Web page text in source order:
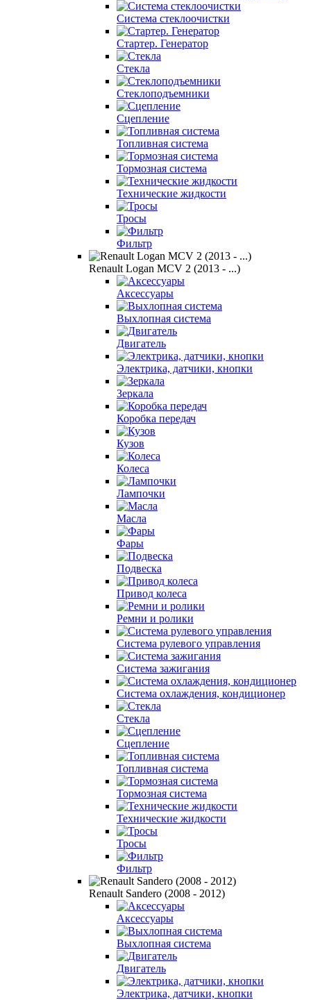
Система cтеклоочистки
Стартер. Генератор
Стекла
Стеклоподъемники
Сцепление
Топливная система
Тормозная система
Технические жидкости
Тросы
Фильтр
Renault Logan MCV 2 (2013 - ...)
Аксессуары
Выхлопная система
Двигатель
Электрика, датчики, кнопки
Зеркала
Коробка передач
Кузов
Колеса
Лампочки
Масла
Фары
Подвеска
Привод колеса
Ремни и ролики
Система рулевого управления
Система зажигания
Система охлаждения, кондиционер
Стекла
Сцепление
Топливная система
Тормозная система
Технические жидкости
Тросы
Фильтр
Renault Sandero (2008 - 2012)
Аксессуары
Выхлопная система
Двигатель
Электрика, датчики, кнопки